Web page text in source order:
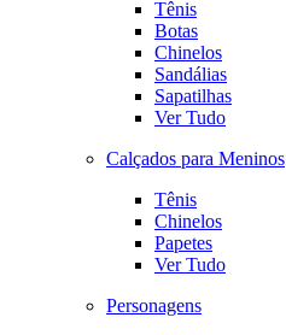
Tênis
Botas
Chinelos
Sandálias
Sapatilhas
Ver Tudo
Calçados para Meninos
Tênis
Chinelos
Papetes
Ver Tudo
Personagens